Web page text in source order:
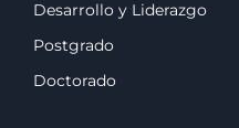
Desarrollo y Liderazgo
Postgrado
Doctorado